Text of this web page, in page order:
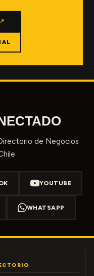
de Negocios
YOUTUBE
WHATSAPP